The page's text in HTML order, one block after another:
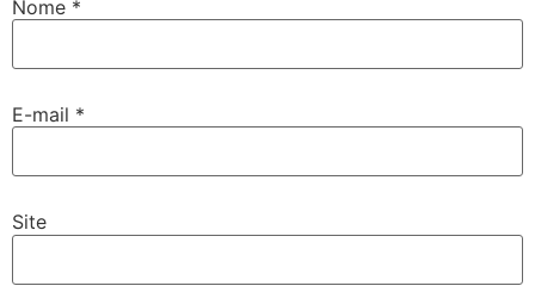
Nome *
E-mail *
Site